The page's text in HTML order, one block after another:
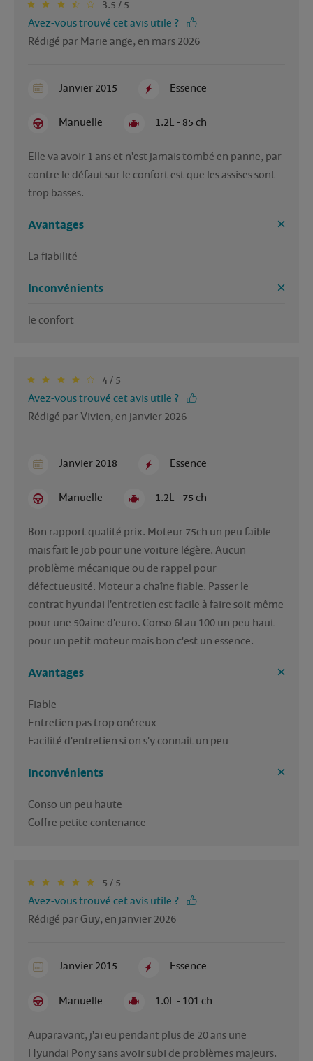
3.5 / 5
Avez-vous trouvé cet avis utile ?
Rédigé par Marie ange, en mars 2026
Janvier 2015 Essence
Manuelle 1.2L - 85 ch
Elle va avoir 1 ans et n'est jamais tombé en panne, par
contre le défaut sur le confort est que les assises sont
trop basses.
Avantages
La fiabilité
Inconvénients
le confort
4 / 5
Avez-vous trouvé cet avis utile ?
Rédigé par Vivien, en janvier 2026
Janvier 2018 Essence
Manuelle 1.2L - 75 ch
Bon rapport qualité prix. Moteur 75ch un peu faible
mais fait le job pour une voiture légère. Aucun
problème mécanique ou de rappel pour
défectueusité. Moteur a chaîne fiable. Passer le
contrat hyundai l'entretien est facile à faire soit même
pour une 50aine d'euro. Conso 6l au 100 un peu haut
pour un petit moteur mais bon c'est un essence.
Avantages
Fiable
Entretien pas trop onéreux
Facilité d'entretien si on s'y connaît un peu
Inconvénients
Conso un peu haute
5 / 5
Avez-vous trouvé cet avis utile ?
Rédigé par Guy, en janvier 2026
Janvier 2015 Essence
Manuelle 1.0L - 101 ch
Auparavant, j'ai eu pendant plus de 20 ans une
Hyundai Pony sans avoir subi de problèmes majeurs.